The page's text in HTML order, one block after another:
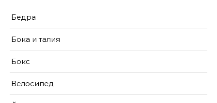
Бедра
Бока и талия
Бокс
Велосипед